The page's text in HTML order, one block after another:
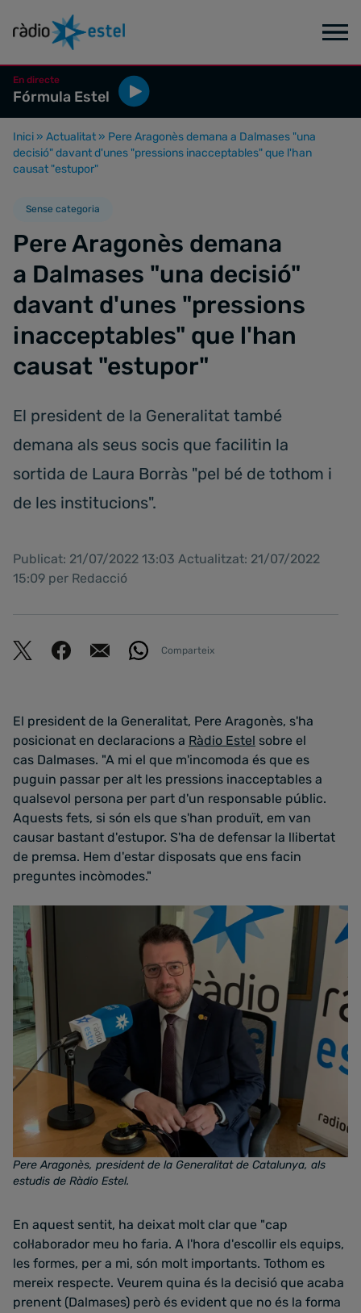
En directe
Fórmula Estel
Inici » Actualitat » Pere Aragonès demana a Dalmases "una
decisió" davant d'unes "pressions inacceptables" que l'han
causat "estupor"
Sense categoria
Pere Aragonès demana
a Dalmases "una decisió"
davant d'unes "pressions
inacceptables" que l'han
causat "estupor"
El president de la Generalitat també
demana als seus socis que facilitin la
sortida de Laura Borràs "pel bé de tothom i
de les institucions".
Publicat: 21/07/2022 13:03 Actualitzat: 21/07/2022
15:09 per Redacció
Comparteix
El president de la Generalitat, Pere Aragonès, s'ha
posicionat en declaracions a Ràdio Estel sobre el
cas Dalmases. "A mi el que m'incomoda és que es
puguin passar per alt les pressions inacceptables a
qualsevol persona per part d'un responsable públic.
Aquests fets, si són els que s'han produït, em van
causar bastant d'estupor. S'ha de defensar la llibertat
de premsa. Hem d'estar disposats que ens facin
preguntes incòmodes."
Pere Aragonès, president de la Generalitat de Catalunya, als
estudis de Ràdio Estel.
En aquest sentit, ha deixat molt clar que "cap
col·laborador meu ho faria. A l'hora d'escollir els equips,
les formes, per a mi, són molt importants. Tothom es
mereix respecte. Veurem quina és la decisió que acaba
prenent (Dalmases) però és evident que no és la forma